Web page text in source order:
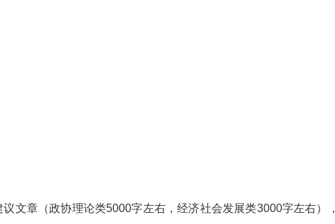
文章（政协理论类5000字左右，经济社会发展类3000字左右），